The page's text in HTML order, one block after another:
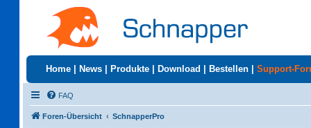
Home News Produkte Download Bestellen Support-
FAQ
Foren-Übersicht SchnapperPro